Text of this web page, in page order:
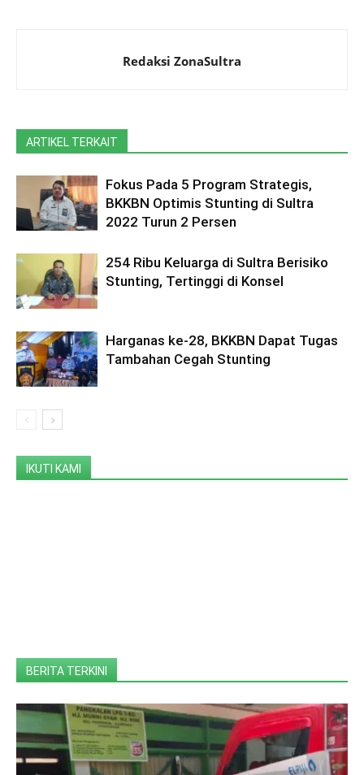
Redaksi ZonaSultra
ARTIKEL TERKAIT
Fokus Pada 5 Program Strategis,
BKKBN Optimis Stunting di Sultra
2022 Turun 2 Persen
254 Ribu Keluarga di Sultra Berisiko
Stunting, Tertinggi di Konsel
Harganas ke-28, BKKBN Dapat Tugas
Tambahan Cegah Stunting
IKUTI KAMI
BERITA TERKINI